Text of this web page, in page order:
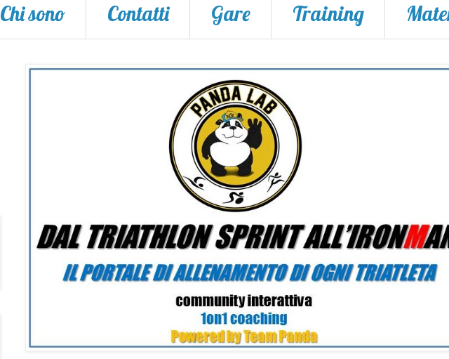
Chi sono Contatti Gare Training